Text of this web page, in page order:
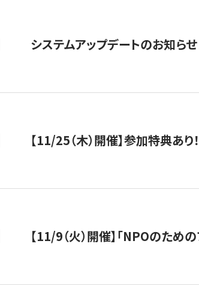
システムアップデートのお知らせ
【11/25（木）開催】参加特典あ
【11/9（火）開催】「NPOのた